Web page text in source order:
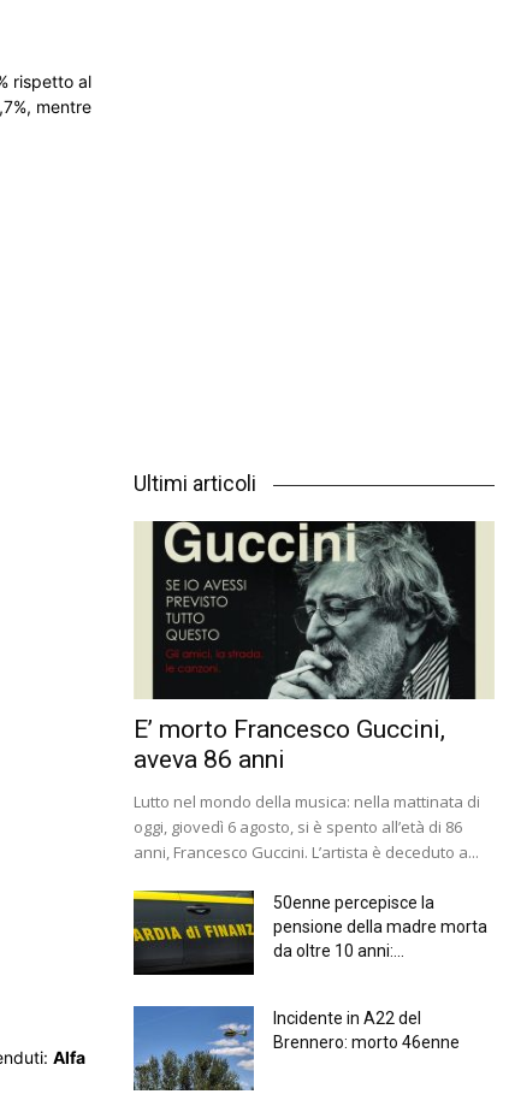
rispetto al
mentre
Alfa
Ultimi articoli
E’ morto Francesco Guccini,
aveva 86 anni
Lutto nel mondo della musica: nella mattinata di
oggi, giovedì 6 agosto, si è spento all’età di 86
anni, Francesco Guccini. L’artista è deceduto a...
50enne percepisce la
pensione della madre morta
da oltre 10 anni:...
Incidente in A22 del
Brennero: morto 46enne